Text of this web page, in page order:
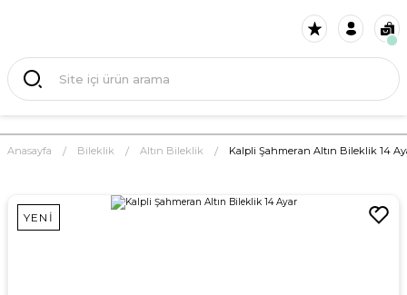
Anasayfa Bileklik Altın Bileklik Kalpli Şahmeran Altın Bileklik 14
YENİ